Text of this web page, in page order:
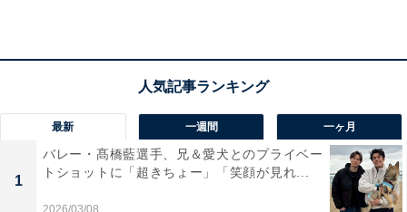
最新 一週間 一ヶ月
1
バレー・髙橋藍選手、兄＆愛犬とのプライベー
トショットに「超きちょー」「笑顔が見れ...